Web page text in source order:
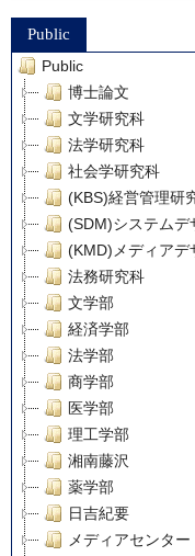
Public
Public
博士論文
文学研究科
法学研究科
社会学研究科
(KBS)経営管理研
(SDM)システムデ
(KMD)メディアデ
法務研究科
文学部
経済学部
法学部
商学部
医学部
理工学部
湘南藤沢
薬学部
日吉紀要
メディアセンター